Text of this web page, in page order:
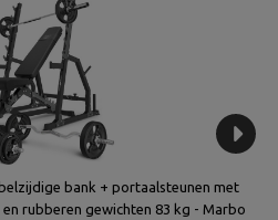
bank + portaalsteunen met
rubberen gewichten 83 kg - Marbo